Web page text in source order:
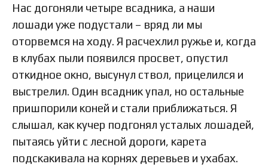
Нас догоняли четыре всадника, а наши
лошади уже подустали – вряд ли мы
оторвемся на ходу. Я расчехлил ружье и, когда
в клубах пыли появился просвет, опустил
откидное окно, высунул ствол, прицелился и
выстрелил. Один всадник упал, но остальные
пришпорили коней и стали приближаться. Я
слышал, как кучер подгонял усталых лошадей,
пытаясь уйти с лесной дороги, карета
подскакивала на корнях деревьев и ухабах.